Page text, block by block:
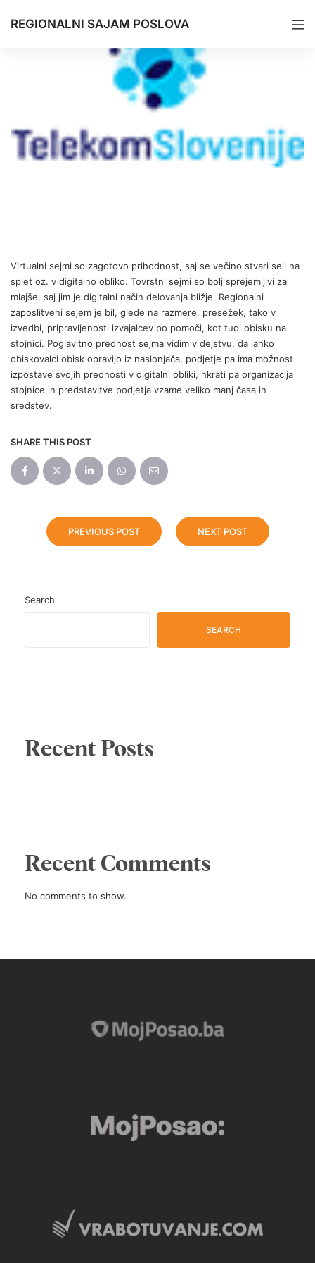
REGIONALNI SAJAM POSLOVA
Virtualni sejmi so zagotovo prihodnost, saj se večino stvari seli na
splet oz. v digitalno obliko. Tovrstni sejmi so bolj sprejemljivi za
mlajše, saj jim je digitalni način delovanja bližje. Regionalni
zaposlitveni sejem je bil, glede na razmere, presežek, tako v
izvedbi, pripravljenosti izvajalcev po pomoči, kot tudi obisku na
stojnici. Poglavitno prednost sejma vidim v dejstvu, da lahko
obiskovalci obisk opravijo iz naslonjača, podjetje pa ima možnost
izpostave svojih prednosti v digitalni obliki, hkrati pa organizacija
stojnice in predstavitve podjetja vzame veliko manj časa in
sredstev.
SHARE THIS POST
PREVIOUS POST NEXT POST
Search
SEARCH
Recent Posts
Recent Comments
No comments to show.